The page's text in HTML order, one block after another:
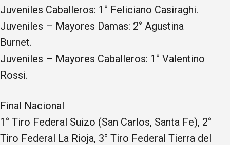
Juveniles Caballeros: 1° Feliciano Casiraghi.
Juveniles – Mayores Damas: 2° Agustina
Burnet.
Juveniles – Mayores Caballeros: 1° Valentino
Rossi.
Final Nacional
1° Tiro Federal Suizo (San Carlos, Santa Fe), 2°
Tiro Federal La Rioja, 3° Tiro Federal Tierra del